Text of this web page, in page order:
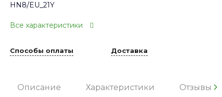
HN8/EU_21Y
Все характеристики
Способы оплаты Доставка
Описание Характеристики Отзывы